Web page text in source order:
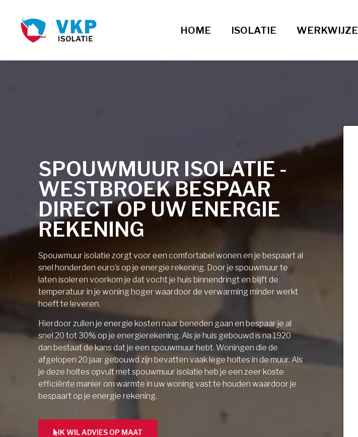
HOME ISOLATIE WERKWIJZE
SPOUWMUUR ISOLATIE -
WESTBROEK BESPAAR
DIRECT OP UW ENERGIE
REKENING
Spouwmuur isolatie zorgt voor een comfortabel wonen en je bespaart al
snel honderden euro’s op je energie rekening. Door je spouwmuur te
laten isoleren voorkom je dat vocht je huis binnendringt en blijft de
temperatuur in je woning hoger waardoor de verwarming minder werkt
hoeft te leveren.
Hierdoor zullen je energie kosten naar beneden gaan en bespaar je al
snel 20 tot 30% op je energierekening. Als je huis gebouwd is na 1920
dan bestaat de kans dat je een spouwmuur hebt. Woningen die de
afgelopen 20 jaar gebouwd zijn bevatten vaak lege holtes in de muur. Als
je deze holtes opvult met spouwmuur isolatie heb je een zeer koste
efficiënte manier om warmte in uw woning vast te houden waardoor je
bespaart op je energie rekening.
IK WIL ADVIES OP MAAT